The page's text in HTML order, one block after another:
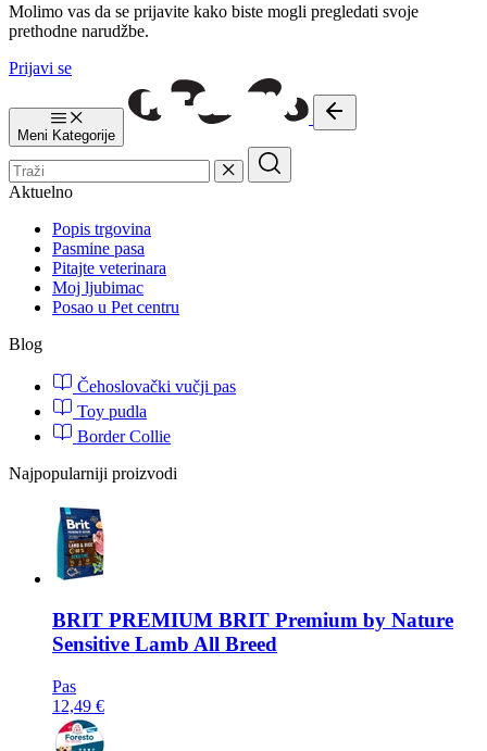
Molimo vas da se prijavite kako biste mogli pregledati svoje
prethodne narudžbe.
Prijavi se
Meni Kategorije
Aktuelno
Popis trgovina
Pasmine pasa
Pitajte veterinara
Moj ljubimac
Posao u Pet centru
Blog
Čehoslovački vučji pas
Toy pudla
Border Collie
Najpopularniji proizvodi
BRIT PREMIUM BRIT Premium by Nature
Sensitive Lamb All Breed
Pas
12,49 €